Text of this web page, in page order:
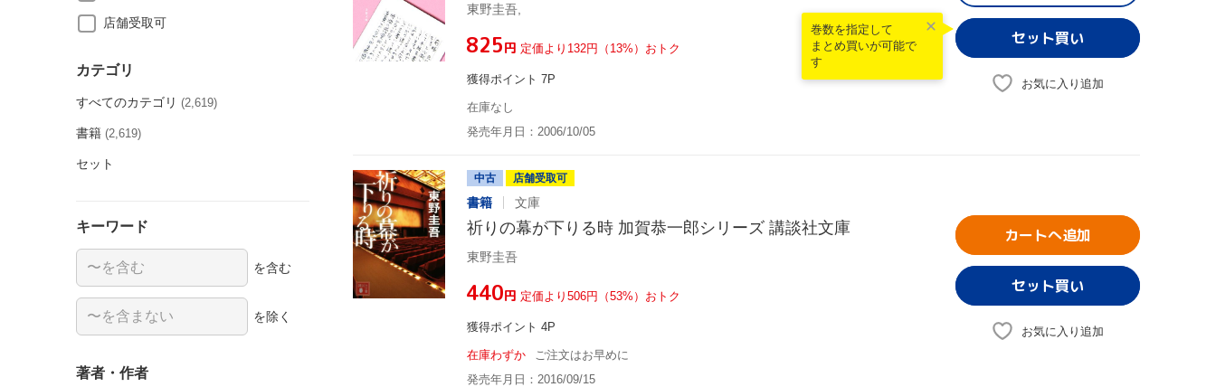
東野圭吾,
¥825円 定価より132円（13%）おトク
獲得ポイント 7P
在庫なし
発売年月日：2006/10/05
巻数を指定して
まとめ買いが可能で
す
お気に入り追加
中古 店舗受取可
書籍 文庫
祈りの幕が下りる時 加賀恭一郎シリーズ 講談社文庫
東野圭吾
¥440円 定価より506円（53%）おトク
獲得ポイント 4P
在庫わずか
ご注文はお早めに
発売年月日：2016/09/15
カートへ追加
お気に入り追加
店舗受取可
カテゴリ
すべてのカテゴリ (2,619)
書籍 (2,619)
セット
キーワード
を含む
を除く
著者・作者